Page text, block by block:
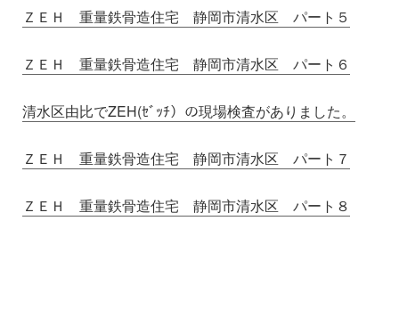
ＺＥＨ 重量鉄骨造住宅 静岡市清水区 パート５
ＺＥＨ 重量鉄骨造住宅 静岡市清水区 パート６
清水区由比でZEH(ｾﾞｯﾁ）の現場検査がありました。
ＺＥＨ 重量鉄骨造住宅 静岡市清水区 パート７
ＺＥＨ 重量鉄骨造住宅 静岡市清水区 パート８